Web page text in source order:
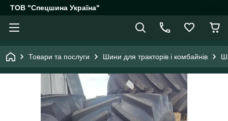
ТОВ "Спецшина Україна"
Товари та послуги Шини для тракторів і комбайнів